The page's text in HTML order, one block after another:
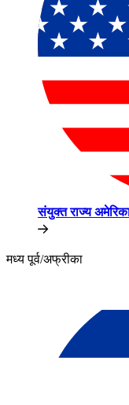
संयुक्त राज्य
मध्य पूर्व/अफ्रीका​​